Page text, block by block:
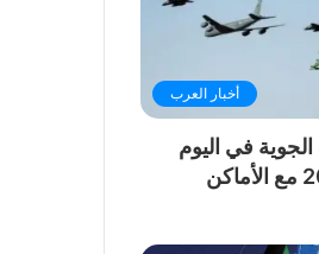
أخبار العرب
في اليوم